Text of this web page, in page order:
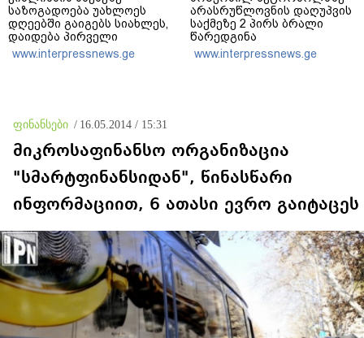
საზოგადოება უახლოეს
დღეებში გაიგებს სიახლეს,
დაიდება პირველი
მნიშვნელოვანი შედეგი და
ოფიციალურად ცნობენ
www.interpressnews.ge
არასრუწლოვნის დაღუპვის
საქმეზე 2 პირს ბრალი
წარედგინა
www.interpressnews.ge
ფინანსები / 16.05.2014 / 15:31
მიკროსაფინანსო ორგანიზაცია
"სმარტფინანსიდან", წინასწარი
ინფორმაციით, 6 ათასი ევრო გაიტაცეს